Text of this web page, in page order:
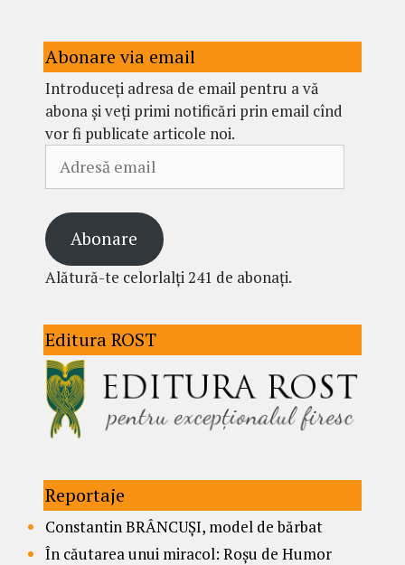
Abonare via email
Introduceți adresa de email pentru a vă
abona și veți primi notificări prin email cînd
vor fi publicate articole noi.
email
Abonare
Alătură-te celorlalți 241 de abonați.
Editura ROST
Reportaje
Constantin BRÂNCUȘI, model de bărbat
În căutarea unui miracol: Roșu de Humor